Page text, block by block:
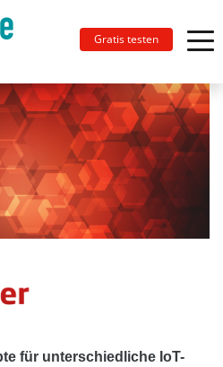
Gratis testen
für unterschiedliche IoT-